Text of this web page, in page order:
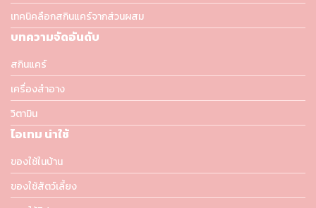
เทคนิคลือกสกินแคร์จากส่วนผสม
บทความจัดอันดับ
สกินแคร์
เครื่องสำอาง
วิตามิน
ไอเทม น่าใช้
ของใช้ในบ้าน
ของใช้สัตว์เลี้ยง